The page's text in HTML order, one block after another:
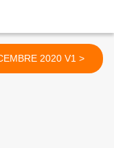
DECEMBRE 2020 V1 >